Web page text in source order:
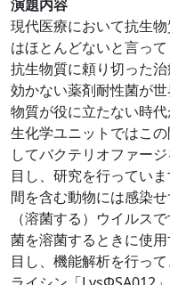
演題内容
現代医療において抗生
はほとんどないと言っ
抗生物質に頼り切った
効かない薬剤耐性菌が
物質が役に立たない時
生化学ユニットではこ
してバクテリオファー
目し、研究を行ってい
間を含む動物には感染
（溶菌する）ウイルス
菌を溶菌するときに使
目し、機能解析を行っ